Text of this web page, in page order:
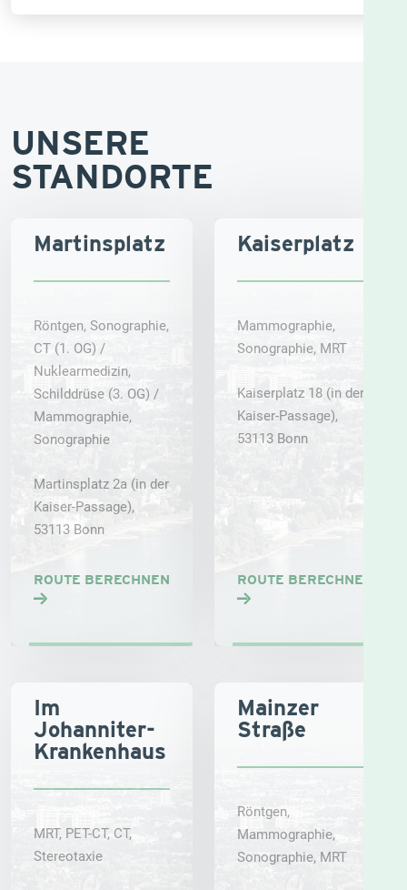
UNSERE
STANDORTE
Martinsplatz
Röntgen, Sonographie,
CT (1. OG) /
Nuklearmedizin,
Schilddrüse (3. OG) /
Mammographie,
Sonographie
Martinsplatz 2a (in der
Kaiser-Passage),
53113 Bonn
ROUTE BERECHNEN
Kaiserplatz
Mammographie,
Sonographie, MRT
Kaiserplatz 18 (in der
Kaiser-Passage),
53113 Bonn
ROUTE BERECHNEN
Im
Johanniter-
Krankenhaus
MRT, PET-CT, CT,
Stereotaxie
Mainzer
Straße
Röntgen,
Mammographie,
Sonographie, MRT